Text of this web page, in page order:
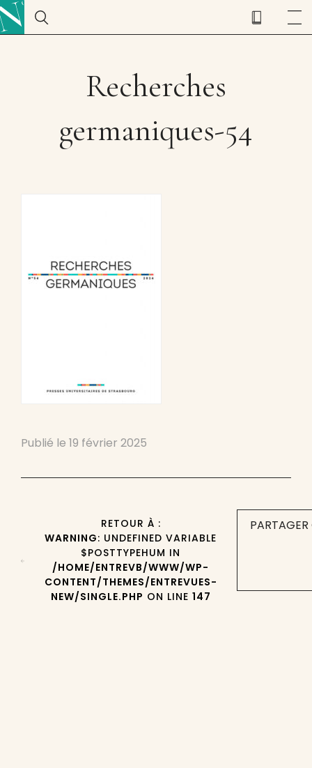
Recherches
germaniques-54
Publié le 19 février 2025
RETOUR À :
WARNING: UNDEFINED VARIABLE
$POSTTYPEHUM IN
/HOME/ENTREVB/WWW/WP-
CONTENT/THEMES/ENTREVUES-
NEW/SINGLE.PHP ON LINE 147